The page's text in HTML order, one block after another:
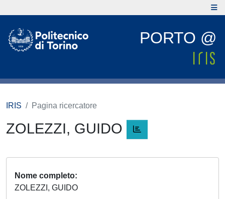
PORTO @
IRIS Pagina ricercatore
ZOLEZZI, GUIDO
Nome completo
ZOLEZZI, GUIDO